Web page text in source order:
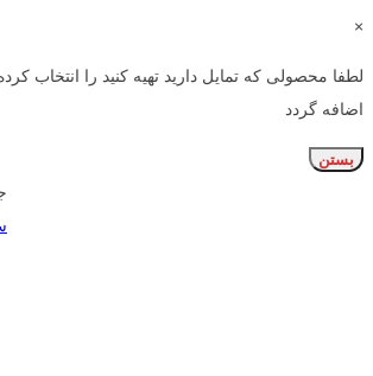
×
لطفا محصولی که تمایل دارید تهیه کنید را انتخاب
اضافه گردد
بستن